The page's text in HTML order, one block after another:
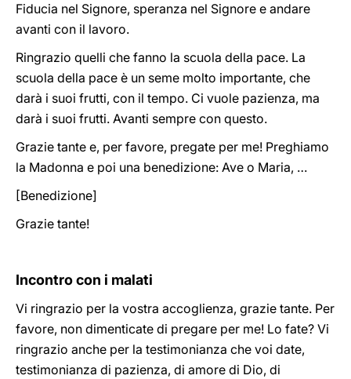
Fiducia nel Signore, speranza nel Signore e andare
avanti con il lavoro.
Ringrazio quelli che fanno la scuola della pace. La
scuola della pace è un seme molto importante, che
darà i suoi frutti, con il tempo. Ci vuole pazienza, ma
darà i suoi frutti. Avanti sempre con questo.
Grazie tante e, per favore, pregate per me! Preghiamo
la Madonna e poi una benedizione: Ave o Maria, …
[Benedizione]
Grazie tante!
Incontro con i malati
Vi ringrazio per la vostra accoglienza, grazie tante. Per
favore, non dimenticate di pregare per me! Lo fate? Vi
ringrazio anche per la testimonianza che voi date,
testimonianza di pazienza, di amore di Dio, di